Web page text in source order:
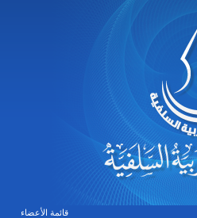
قائمة الأعضاء